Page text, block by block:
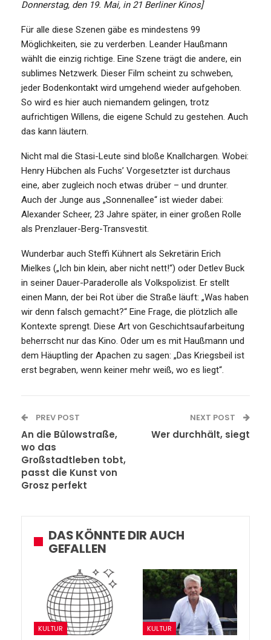
Donnerstag, den 19. Mai, in 21 Berliner Kinos]
Für alle diese Szenen gäbe es mindestens 99
Möglichkeiten, sie zu verderben. Leander Haußmann
wählt die einzig richtige. Eine Szene trägt die andere, ein
sublimes Netzwerk. Dieser Film scheint zu schweben,
jeder Bodenkontakt wird umgehend wieder aufgehoben.
So wird es hier auch niemandem gelingen, trotz
aufrichtigen Willens, die eigene Schuld zu gestehen. Auch
das kann läutern.
Nicht mal die Stasi-Leute sind bloße Knallchargen. Wobei:
Henry Hübchen als Fuchs’ Vorgesetzter ist durchaus
eine, aber zugleich noch etwas drüber – und drunter.
Auch der Junge aus „Sonnenallee“ ist wieder dabei:
Alexander Scheer, 23 Jahre später, in einer großen Rolle
als Prenzlauer-Berg-Transvestit.
Wunderbar auch Steffi Kühnert als Sekretärin Erich
Mielkes („Ich bin klein, aber nicht nett!“) oder Detlev Buck
in seiner Dauer-Paraderolle als Volkspolizist. Er stellt
einen Mann, der bei Rot über die Straße läuft: „Was haben
wir denn falsch gemacht?“ Eine Frage, die plötzlich alle
Kontexte sprengt. Diese Art von Geschichtsaufarbeitung
beherrscht nur das Kino. Oder um es mit Haußmann und
dem Häuptling der Apachen zu sagen: „Das Kriegsbeil ist
erst begraben, wenn keiner mehr weiß, wo es liegt“.
PREV POST
An die Bülowstraße,
wo das
Großstadtleben tobt,
passt die Kunst von
Grosz perfekt
NEXT POST
Wer durchhält, siegt
DAS KÖNNTE DIR AUCH
GEFALLEN
KULTUR KULTUR